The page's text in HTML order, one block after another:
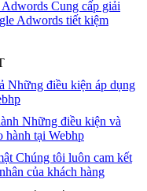
Adwords Cung cấp giải
Adwords tiết kiệm
Những điều kiện áp dụng
Những điều kiện và
hành tại Webhp
Chúng tôi luôn cam kết
của khách hàng